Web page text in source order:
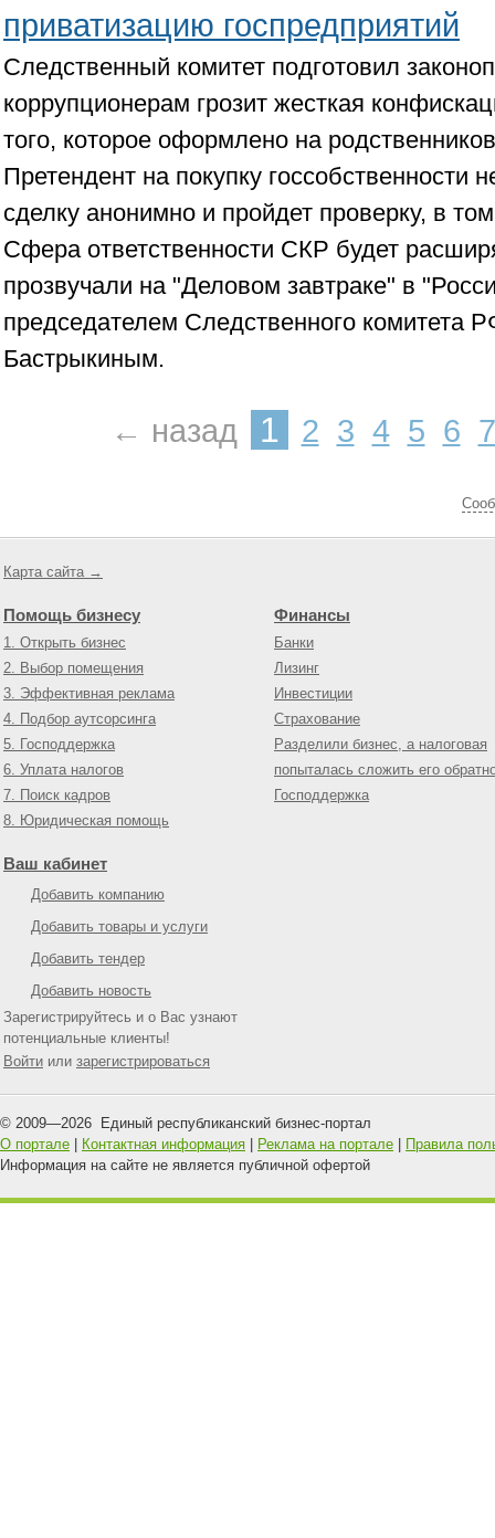
приватизацию госпредприятий
Следственный комитет подготовил
коррупционерам грозит жесткая
того, которое оформлено на
Претендент на покупку госсобственности
сделку анонимно и пройдет проверку, в
Сфера ответственности СКР будет
прозвучали на "Деловом завтраке" в
председателем Следственного комитета
Бастрыкиным.
← назад 1 2 3 4 5 6 7
Карта сайта →
Помощь бизнесу
1. Открыть бизнес
2. Выбор помещения
3. Эффективная реклама
4. Подбор аутсорсинга
5. Господдержка
6. Уплата налогов
7. Поиск кадров
8. Юридическая помощь
Финансы
Банки
Лизинг
Инвестиции
Страхование
Разделили бизнес, а налоговая
попыталась сложить его
Господдержка
Ваш кабинет
Добавить компанию
Добавить товары и услуги
Добавить тендер
Добавить новость
Зарегистрируйтесь и о Вас узнают
потенциальные клиенты!
Войти или зарегистрироваться
© 2009—2026 Единый республиканский бизнес-портал
О портале
Контактная информация Реклама на портале
Правила
Информация на сайте не является публичной офертой